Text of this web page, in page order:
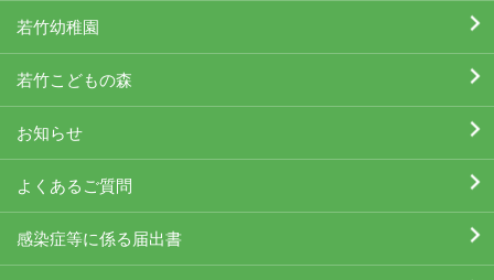
若竹幼稚園
若竹こどもの森
お知らせ
よくあるご質問
感染症等に係る届出書